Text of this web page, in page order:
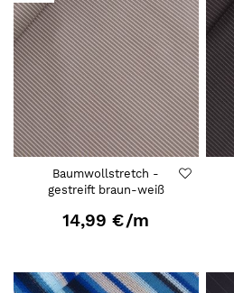
Baumwollstretch -
gestreift braun-weiß
14,99 €/m